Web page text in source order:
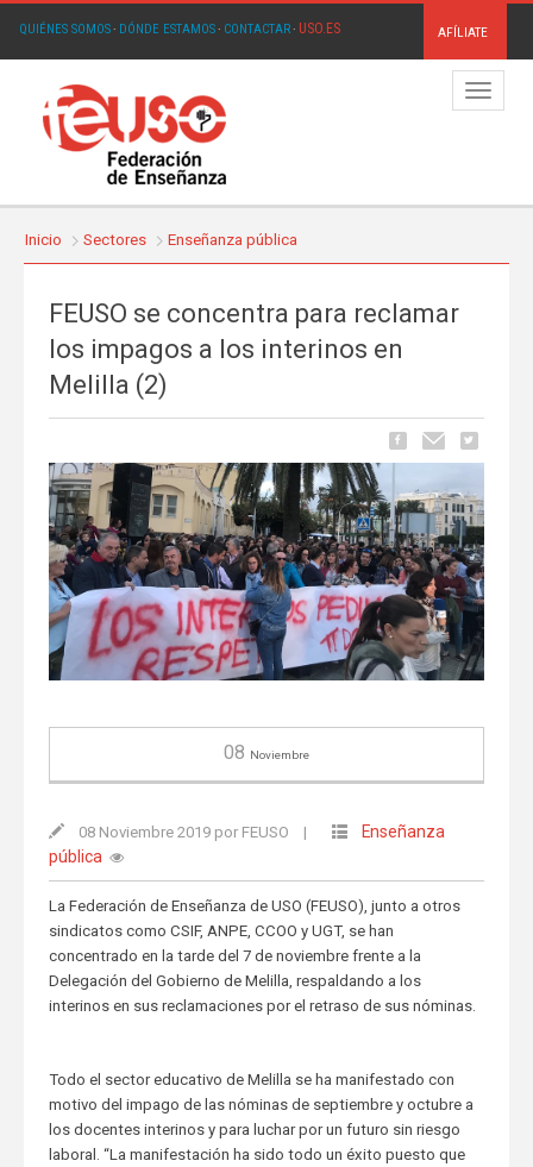
QUIÉNES SOMOS· DÓNDE ESTAMOS· CONTACTAR· USO.ES AFÍLIATE
Menú
Inicio Sectores Enseñanza pública
FEUSO se concentra para reclamar
los impagos a los interinos en
Melilla (2)
08 Noviembre
08 Noviembre 2019 por FEUSO |
Enseñanza
pública
La Federación de Enseñanza de USO (FEUSO), junto a otros
sindicatos como CSIF, ANPE, CCOO y UGT, se han
concentrado en la tarde del 7 de noviembre frente a la
Delegación del Gobierno de Melilla, respaldando a los
interinos en sus reclamaciones por el retraso de sus nóminas.
Todo el sector educativo de Melilla se ha manifestado con
motivo del impago de las nóminas de septiembre y octubre a
los docentes interinos y para luchar por un futuro sin riesgo
laboral. “La manifestación ha sido todo un éxito puesto que